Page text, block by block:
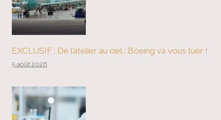
EXCLUSIF : De l’atelier au ciel : Boeing va vous tuer !
5 août 2026